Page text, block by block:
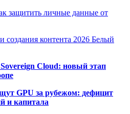
защитить личные данные от
создания контента 2026 Белый
Cloud: новый этап
GPU за рубежом: дефицит
и капитала